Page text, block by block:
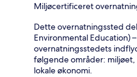
Miljøcertificeret
Dette overnatningssted
Environmental Education)
overnatningsstedets
følgende områder:
lokale økonomi.